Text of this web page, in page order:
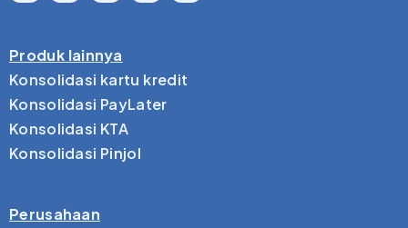
Produk lainnya
Konsolidasi kartu kredit
Konsolidasi PayLater
Konsolidasi KTA
Konsolidasi Pinjol
Perusahaan